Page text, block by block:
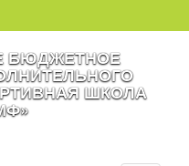
БЮДЖЕТНОЕ
ШКОЛА